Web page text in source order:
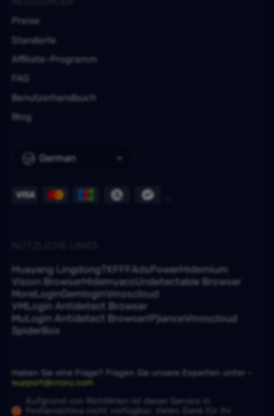
German
Preise
Standorte
Affiliate-Programm
FAQ
Benutzerhandbuch
Blog
Huayang Lingdong TKFFF AdsPowerHidemium
Vision BrowserHidemyaccUndetectable Browser
MoreLoginGemlogin Vmoscloud
VMLogin Antidetect Browser
MuLogin Antidetect BrowserIPjianceVmoscloud
SpiderBox
Haben Sie eine Frage? Fragen Sie unsere Experten unter -
support@croxy.com
Aufgrund von Richtlinien ist dieser Service in
Festlandchina nicht verfügbar. Vielen Dank für Ihr